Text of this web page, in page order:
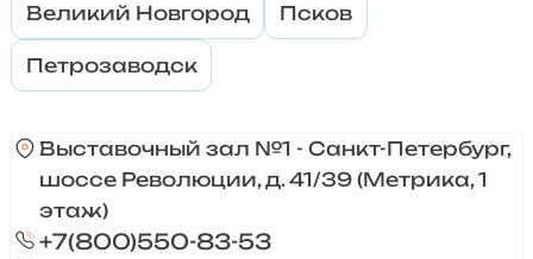
Великий Новгород Псков
Петрозаводск
Выставочный зал №1 - Санкт-Петербург,
шоссе Революции, д. 41/39 (Метрика, 1
этаж)
+7(800)550-83-53